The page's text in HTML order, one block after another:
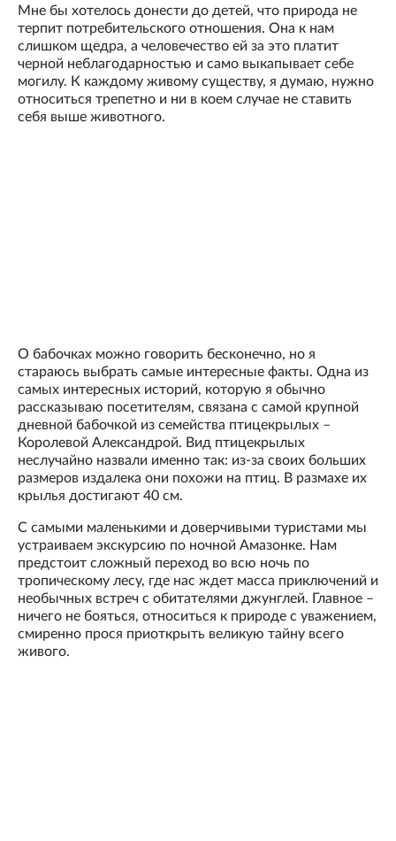
Мне бы хотелось донести до детей, что природа не
терпит потребительского отношения. Она к нам
слишком щедра, а человечество ей за это платит
черной неблагодарностью и само выкапывает себе
могилу. К каждому живому существу, я думаю, нужно
относиться трепетно и ни в коем случае не ставить
себя выше животного.
О бабочках можно говорить бесконечно, но я
стараюсь выбрать самые интересные факты. Одна из
самых интересных историй, которую я обычно
рассказываю посетителям, связана с самой крупной
дневной бабочкой из семейства птицекрылых –
Королевой Александрой. Вид птицекрылых
неслучайно назвали именно так: из-за своих больших
размеров издалека они похожи на птиц. В размахе их
крылья достигают 40 см.
С самыми маленькими и доверчивыми туристами мы
устраиваем экскурсию по ночной Амазонке. Нам
предстоит сложный переход во всю ночь по
тропическому лесу, где нас ждет масса приключений и
необычных встреч с обитателями джунглей. Главное –
ничего не бояться, относиться к природе с уважением,
смиренно прося приоткрыть великую тайну всего
живого.